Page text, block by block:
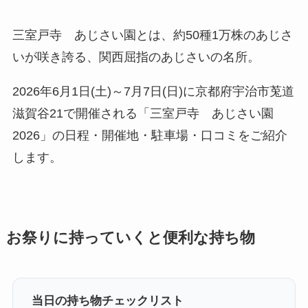
三室戸寺 あじさい園とは、約50種1万株のあじさ
いが咲き誇る、関西屈指のあじさいの名所。
2026年6月1日(土)～7月7日(日)に京都府宇治市莵道
滋賀谷21で開催される「三室戸寺 あじさい園
2026」の日程・開催地・駐車場・口コミをご紹介
します。
お祭りに持っていくと便利な持ち物
当日の持ち物チェックリスト